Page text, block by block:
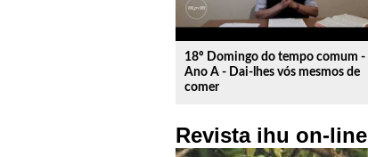
18º Domingo do tempo comum -
Ano A - Dai-lhes vós mesmos de
comer
Revista ihu on-line